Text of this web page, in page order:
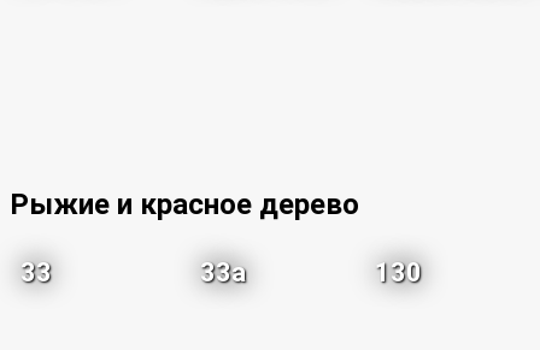
Рыжие и красное дерево
33 33a 130